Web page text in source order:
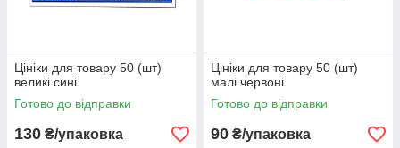
Цініки для товару 50 (шт)
великі сині
Готово до відправки
130 ₴/упаковка
Цініки для товару 50 (шт)
малі червоні
Готово до відправки
90 ₴/упаковка